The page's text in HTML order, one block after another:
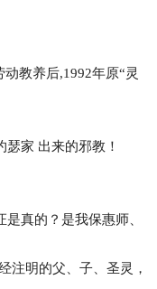
教养后,1992年原“灵
家 出来的邪教！
真的？是我保惠师、
注明的父、子、圣灵，